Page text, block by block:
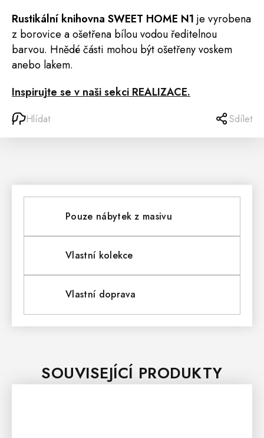
Rustikální knihovna SWEET HOME N1 je vyrobena
z borovice a ošetřena bílou vodou ředitelnou
barvou. Hnědé části mohou být ošetřeny voskem
anebo lakem.
Inspirujte se v naši sekci REALIZACE.
Hlídat Sdílet
Pouze nábytek z masivu
Vlastní kolekce
Vlastní doprava
SOUVISEJÍCÍ PRODUKTY